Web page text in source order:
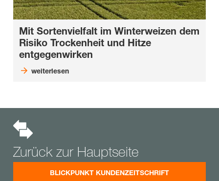
Mit Sortenvielfalt im Winterweizen dem
Risiko Trockenheit und Hitze
entgegenwirken
weiterlesen
Zurück zur Hauptseite
BLICKPUNKT KUNDENZEITSCHRIFT